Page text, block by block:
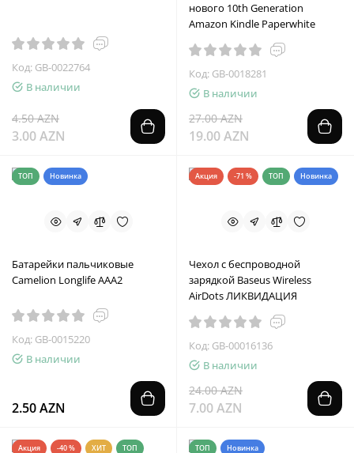
Код: GB-0022764
В наличии
4.50 AZN
3.00 AZN
нового 10th Generation
Amazon Kindle Paperwhite
Код: GB-0018281
В наличии
27.00 AZN
19.00 AZN
ТОП Новинка
Батарейки пальчиковые
Camelion Longlife AAA2
Код: GB-0015220
В наличии
2.50 AZN
Акция -71 % ТОП Новинка
Чехол с беспроводной
зарядкой Baseus Wireless
AirDots ЛИКВИДАЦИЯ
Код: GB-00016136
В наличии
24.00 AZN
7.00 AZN
Акция -40 % ХИТ ТОП ТОП Новинка